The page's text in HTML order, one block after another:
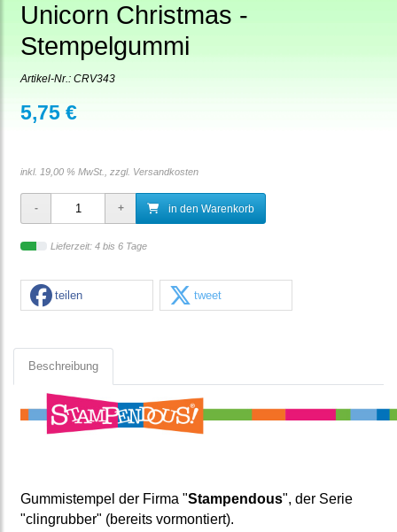
Unicorn Christmas -
Stempelgummi
Artikel-Nr.: CRV343
5,75 €
inkl. 19,00 % MwSt., zzgl. Versandkosten
in den Warenkorb
Lieferzeit: 4 bis 6 Tage
teilen tweet
Beschreibung
Gummistempel der Firma "Stampendous", der Serie
"clingrubber" (bereits vormontiert).